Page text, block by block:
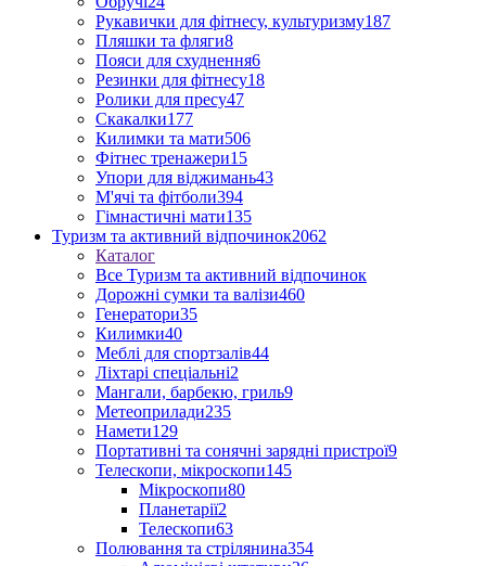
Рукавички для фітнесу, культуризму187
Пляшки та фляги8
Пояси для схуднення6
Резинки для фітнесу18
Ролики для пресу47
Скакалки177
Килимки та мати506
Фітнес тренажери15
Упори для віджимань43
М'ячі та фітболи394
Гімнастичні мати135
Туризм та активний відпочинок2062
Каталог
Все Туризм та активний відпочинок
Дорожні сумки та валізи460
Генератори35
Килимки40
Меблі для спортзалів44
Ліхтарі спеціальні2
Мангали, барбекю, гриль9
Метеоприлади235
Намети129
Портативні та сонячні зарядні пристрої9
Телескопи, мікроскопи145
Мікроскопи80
Планетарії2
Телескопи63
Полювання та стрілянина354